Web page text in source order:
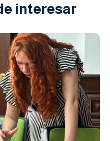
interesar